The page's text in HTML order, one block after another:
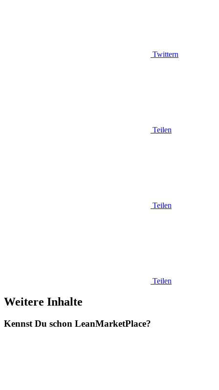
Twittern
Teilen
Teilen
Teilen
Weitere Inhalte
Kennst Du schon LeanMarketPlace?